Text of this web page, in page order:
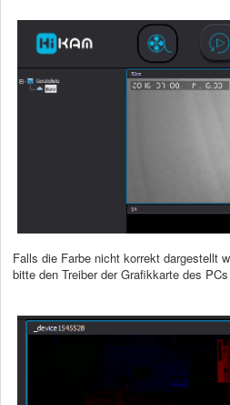
Falls die Farbe nicht korrekt dargestellt
bitte den Treiber der Grafikkarte des